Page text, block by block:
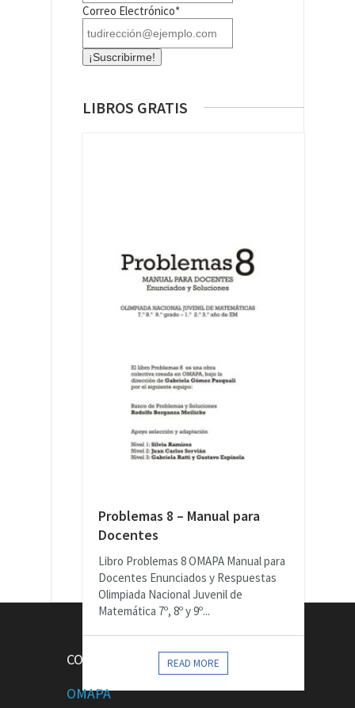
Correo Electrónico*
LIBROS GRATIS
Problemas 8 – Manual para
Docentes
Libro Problemas 8 OMAPA Manual para
Docentes Enunciados y Respuestas
Olimpiada Nacional Juvenil de
Matemática 7º, 8º y 9º...
READ MORE
CONTACTOS
OMAPA